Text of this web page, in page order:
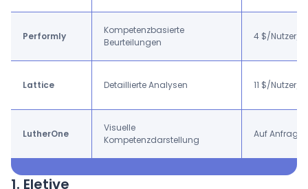
Performly
Kompetenzbasierte
Beurteilungen
4 $/Nutzer/
Lattice Detaillierte Analysen 11 $/Nutzer/
LutherOne
Visuelle
Kompetenzdarstellung
Auf Anfrage
1. Eletive